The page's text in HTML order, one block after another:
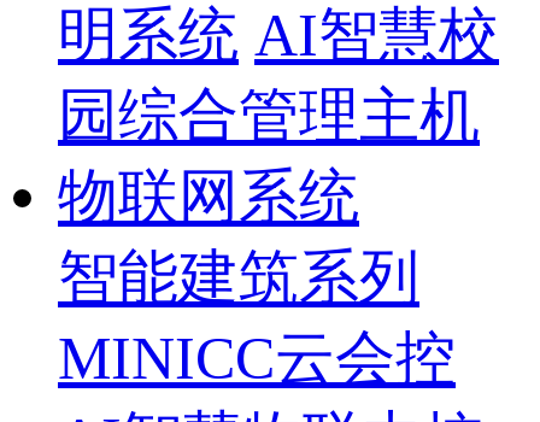
明系统 AI智慧校
园综合管理主机
物联网系统
智能建筑系列
MINICC云会控